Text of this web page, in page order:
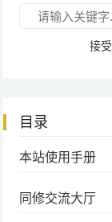
接
目录
本站使用手册
同修交流大厅